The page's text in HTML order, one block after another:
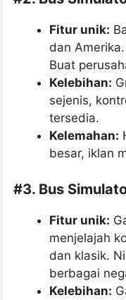
Fitur unik:
dan
Buat
Kelebihan:
sejenis,
tersedia.
Kelemahan:
besar, iklan
#3. Bus
Fitur unik:
menjelajah
dan klasik.
berbagai
Kelebihan: